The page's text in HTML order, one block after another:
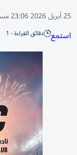
25 أبريل 2026 23:06 مساء
استمع دقائق القراءة - 1